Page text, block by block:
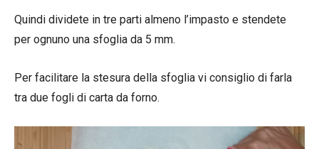
Quindi dividete in tre parti almeno l’impasto e stendete
per ognuno una sfoglia da 5 mm.
Per facilitare la stesura della sfoglia vi consiglio di farla
tra due fogli di carta da forno.